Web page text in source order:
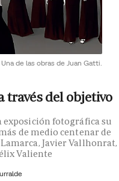
Una de las obras de Juan Gatti.
través del objetivo
exposición fotográfica su
de medio centenar de
Javier Vallhonrat,
Valiente